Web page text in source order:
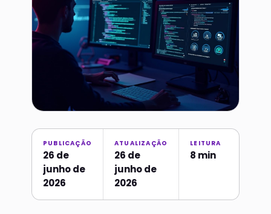
PUBLICAÇÃO
26 de
junho de
2026
ATUALIZAÇÃO
26 de
junho de
2026
LEITURA
8 min